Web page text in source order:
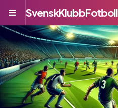
Menu
SvenskKlubbFotboll